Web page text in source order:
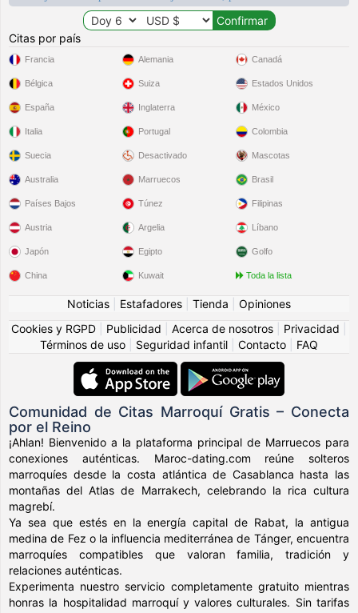
Citas por país
Francia
Bélgica
España
Italia
Suecia
Alemania
Suiza
Inglaterra
Portugal
Desactivado
Canadá
Estados Unidos
México
Colombia
Mascotas
Australia
Países Bajos
Austria
Japón
China
Marruecos
Túnez
Argelia
Egipto
Kuwait
Brasil
Filipinas
Líbano
Golfo
Toda la lista
Noticias Estafadores Tienda
Opiniones
Cookies y RGPD
Publicidad Acerca de nosotros Privacidad
Términos de uso
Seguridad infantil Contacto FAQ
Comunidad de Citas Marroquí Gratis – Conecta
por el Reino
¡Ahlan! Bienvenido a la plataforma principal de Marruecos para
conexiones auténticas. Maroc-dating.com reúne solteros
marroquíes desde la costa atlántica de Casablanca hasta las
montañas del Atlas de Marrakech, celebrando la rica cultura
magrebí.
Ya sea que estés en la energía capital de Rabat, la antigua
medina de Fez o la influencia mediterránea de Tánger, encuentra
marroquíes compatibles que valoran familia, tradición y
relaciones auténticas.
Experimenta nuestro servicio completamente gratuito mientras
honras la hospitalidad marroquí y valores culturales. Sin tarifas